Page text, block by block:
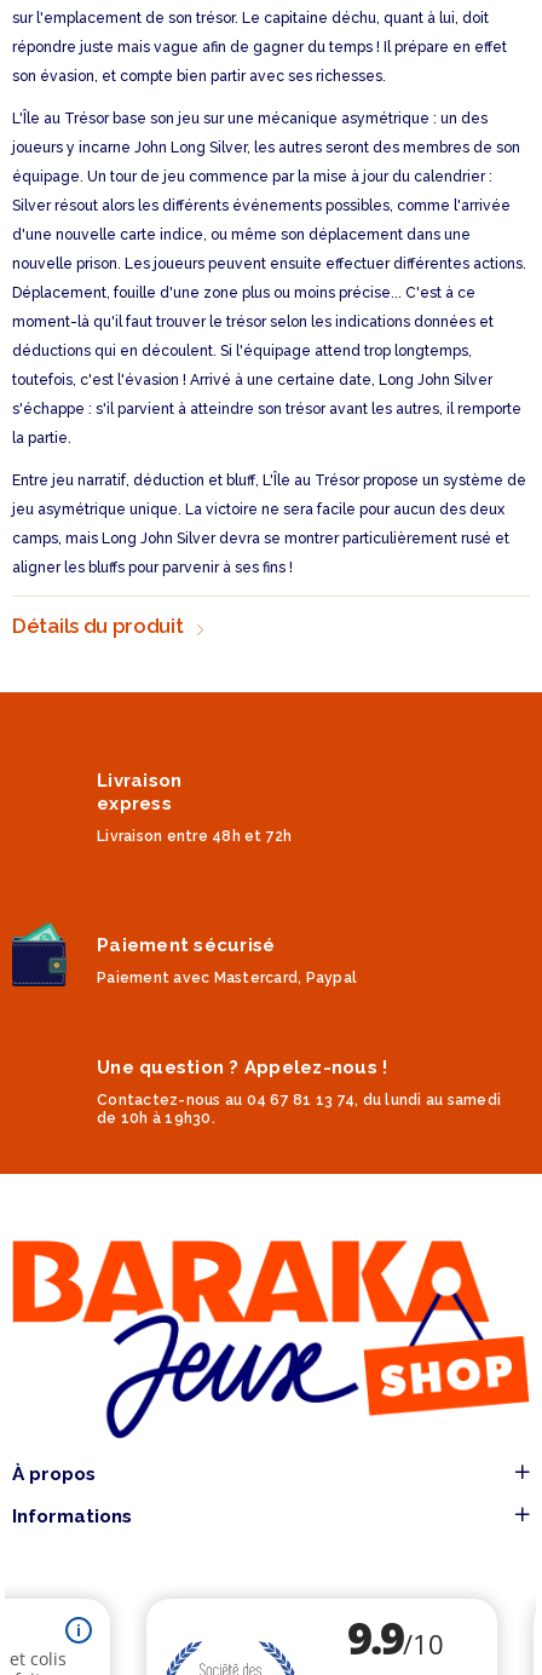
sur l'emplacement de son trésor. Le capitaine déchu, quant à lui, doit
répondre juste mais vague afin de gagner du temps ! Il prépare en effet
son évasion, et compte bien partir avec ses richesses.
L'Île au Trésor base son jeu sur une mécanique asymétrique : un des
joueurs y incarne John Long Silver, les autres seront des membres de son
équipage. Un tour de jeu commence par la mise à jour du calendrier :
Silver résout alors les différents événements possibles, comme l'arrivée
d'une nouvelle carte indice, ou même son déplacement dans une
nouvelle prison. Les joueurs peuvent ensuite effectuer différentes actions.
Déplacement, fouille d'une zone plus ou moins précise... C'est à ce
moment-là qu'il faut trouver le trésor selon les indications données et
déductions qui en découlent. Si l'équipage attend trop longtemps,
toutefois, c'est l'évasion ! Arrivé à une certaine date, Long John Silver
s'échappe : s'il parvient à atteindre son trésor avant les autres, il remporte
la partie.
Entre jeu narratif, déduction et bluff, L'Île au Trésor propose un système de
jeu asymétrique unique. La victoire ne sera facile pour aucun des deux
camps, mais Long John Silver devra se montrer particulièrement rusé et
aligner les bluffs pour parvenir à ses fins !
Détails du produit
Livraison
express
Livraison entre 48h et 72h
Paiement sécurisé
Paiement avec Mastercard, Paypal
Une question ? Appelez-nous !
Contactez-nous au 04 67 81 13 74, du lundi au samedi
de 10h à 19h30.
À propos
Informations